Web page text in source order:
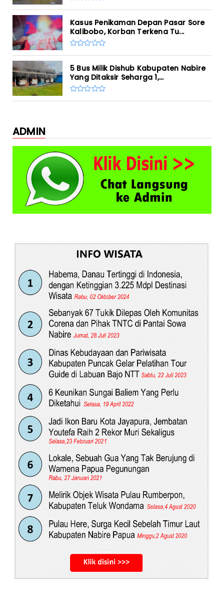
Kasus Penikaman Depan Pasar Sore
Kalibobo, Korban Terkena Tu...
5 Bus Milik Dishub Kabupaten Nabire
Yang Ditaksir Seharga 1,...
ADMIN